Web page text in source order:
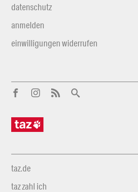
datenschutz
anmelden
einwilligungen widerrufen
taz.de
taz zahl ich